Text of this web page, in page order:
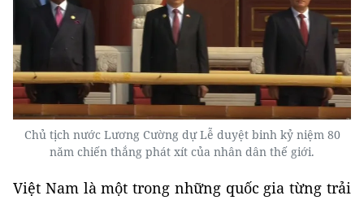
Chủ tịch nước Lương Cường dự Lễ duyệt binh kỷ niệm 80
năm chiến thắng phát xít của nhân dân thế giới.
Việt Nam là một trong những quốc gia từng trải